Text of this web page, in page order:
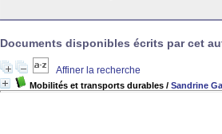
Documents disponibles écrits par cet
Affiner la recherche
Mobilités et transports durables / Sandrine